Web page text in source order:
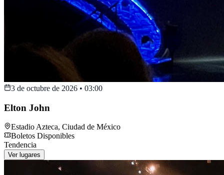
3 de octubre de 2026 • 03:00
Elton John
Estadio Azteca, Ciudad de México
Boletos Disponibles
Tendencia
Ver lugares